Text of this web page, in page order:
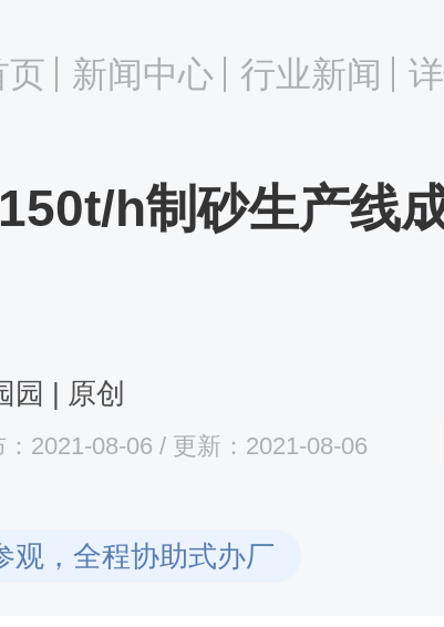
页 新闻中心 行业新闻
h制砂生产线
园 | 原创
：2021-08-06 / 更新：2021-08-06
观，全程协助式办厂